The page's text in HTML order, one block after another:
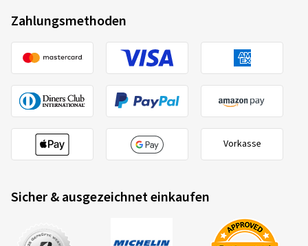
Zahlungsmethoden
Vorkasse
Sicher & ausgezeichnet einkaufen